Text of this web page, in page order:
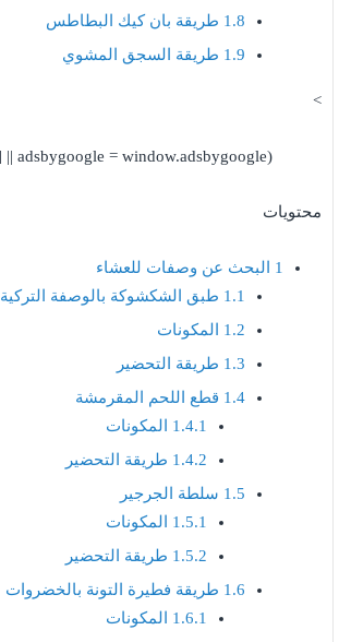
1.8 طريقة بان كيك البطاطس
1.9 طريقة السجق المشوي
>
(adsbygoogle = window.adsbygoogle || []).push({});
محتويات
1 البحث عن وصفات للعشاء
1.1 طبق الشكشوكة بالوصفة التركية
1.2 المكونات
1.3 طريقة التحضير
1.4 قطع اللحم المقرمشة
1.4.1 المكونات
1.4.2 طريقة التحضير
1.5 سلطة الجرجير
1.5.1 المكونات
1.5.2 طريقة التحضير
1.6 طريقة فطيرة التونة بالخضروات
1.6.1 المكونات